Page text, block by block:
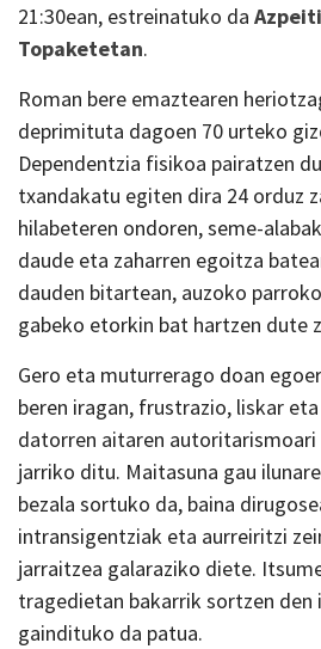
21:30ean, estreinatuko da
Topaketetan.
Roman bere emaztearen
deprimituta dagoen 70 urteko
Dependentzia fisikoa pairatzen
txandakatu egiten dira 24 orduz
hilabeteren ondoren, seme-
daude eta zaharren egoitza
dauden bitartean, auzoko
gabeko etorkin bat hartzen dute
Gero eta muturrerago doan
beren iragan, frustrazio, liskar
datorren aitaren autoritarismoari
jarriko ditu. Maitasuna gau
bezala sortuko da, baina
intransigentziak eta aurreiritzi
jarraitzea galaraziko diete.
tragedietan bakarrik sortzen den
gaindituko da patua.